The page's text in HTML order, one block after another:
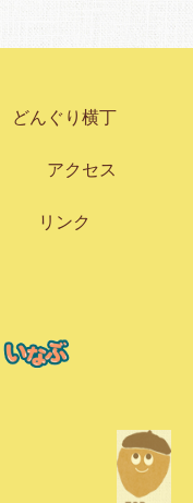
どんぐり横丁
アクセス
リンク